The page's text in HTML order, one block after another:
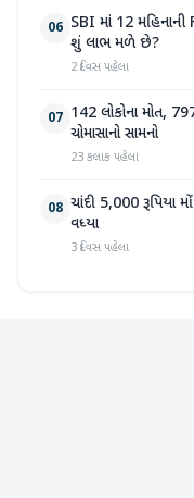
06 SBI માં 12
શું લાભ મળે છે?
2 દિવસ પહેલા
07 142 લોકોના મોત,
ચોમાસાનો સામનો
23 કલાક પહેલા
08 ચાંદી 5,000 રૂપિયા
વધ્યા
3 દિવસ પહેલા